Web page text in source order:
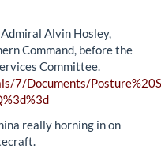
Alvin Hosley,
Command, before the
Committee.
7/Documents/
really horning in on